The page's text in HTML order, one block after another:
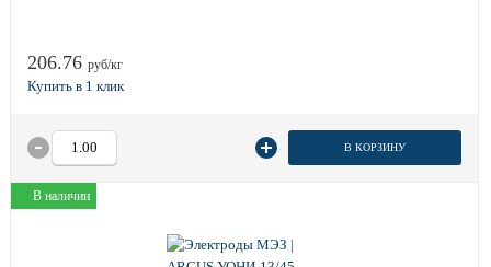
206.76 руб/кг
В КОРЗИНУ
В наличии